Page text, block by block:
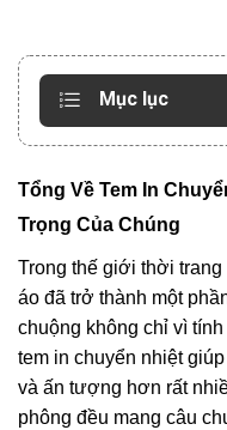
Mục lục
Tổng Về Tem In
Trọng Của Chúng
Trong thế giới thời
áo đã trở thành một
chuộng không chỉ vì
tem in chuyển nhiệt
và ấn tượng hơn rất
phông đều mang câu